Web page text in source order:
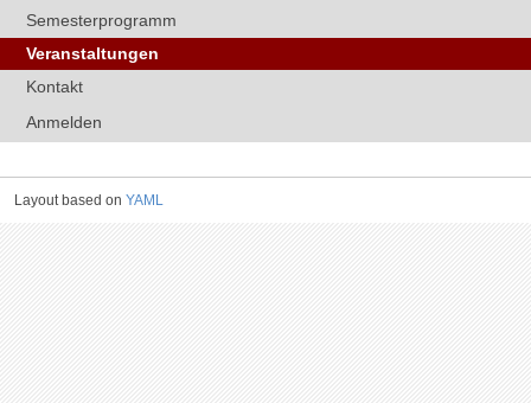
Semesterprogramm
Veranstaltungen
Kontakt
Anmelden
Layout based on YAML